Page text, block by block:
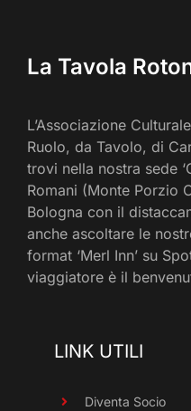
La Tavola
L’Associazione
Ruolo, da Tavolo, di
trovi nella nostra sede
Romani (Monte Porzio
Bologna con il
anche ascoltare le
format ‘Merl Inn’ su
viaggiatore è il
LINK UTILI
Diventa Socio